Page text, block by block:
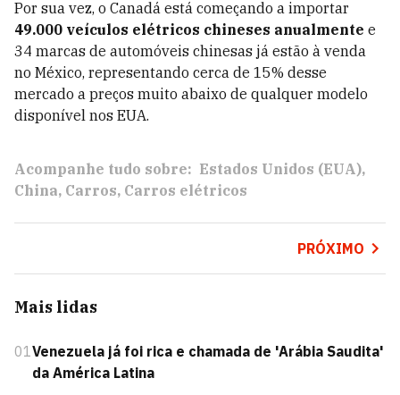
Por sua vez, o Canadá está começando a importar
49.000 veículos elétricos chineses anualmente e
34 marcas de automóveis chinesas já estão à venda
no México, representando cerca de 15% desse
mercado a preços muito abaixo de qualquer modelo
disponível nos EUA.
Acompanhe tudo sobre: Estados Unidos (EUA)
China Carros Carros elétricos
PRÓXIMO
Mais lidas
01Venezuela já foi rica e chamada de 'Arábia Saudita'
da América Latina